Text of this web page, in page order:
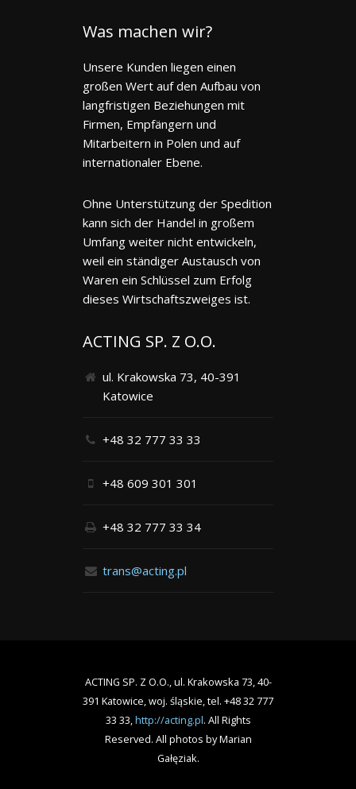
Was machen wir?
Unsere Kunden liegen einen
großen Wert auf den Aufbau von
langfristigen Beziehungen mit
Firmen, Empfängern und
Mitarbeitern in Polen und auf
internationaler Ebene.
Ohne Unterstützung der Spedition
kann sich der Handel in großem
Umfang weiter nicht entwickeln,
weil ein ständiger Austausch von
Waren ein Schlüssel zum Erfolg
dieses Wirtschaftszweiges ist.
ACTING SP. Z O.O.
ul. Krakowska 73, 40-391
Katowice
+48 32 777 33 33
+48 609 301 301
+48 32 777 33 34
trans@acting.pl
ACTING SP. Z O.O., ul. Krakowska 73, 40-
391 Katowice, woj. śląskie, tel. +48 32 777
33 33,http://acting.pl. All Rights
Reserved. All photos by Marian
Gałęziak.